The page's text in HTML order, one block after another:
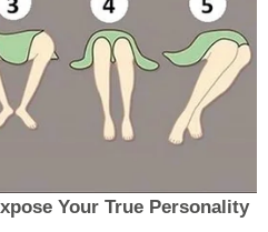
Your True Personality